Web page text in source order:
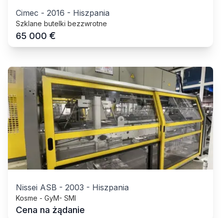
Cimec - 2016 - Hiszpania
Szklane butelki bezzwrotne
65 000 €
Nissei ASB - 2003 - Hiszpania
Kosme - GyM- SMI
Cena na żądanie